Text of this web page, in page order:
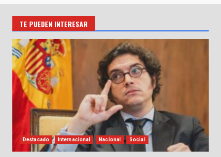
TE PUEDEN INTERESAR
Destacado Internacional Nacional Social